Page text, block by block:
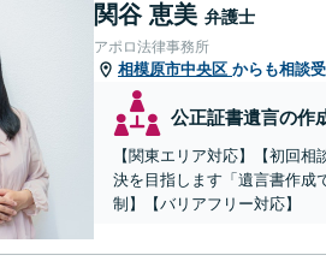
関谷 恵美 弁護士
アポロ法律事務所
相模原市中央区 からも相談
公正証書遺言の作
【関東エリア対応】【初回
決を目指します「遺言書作成
制】【バリアフリー対応】